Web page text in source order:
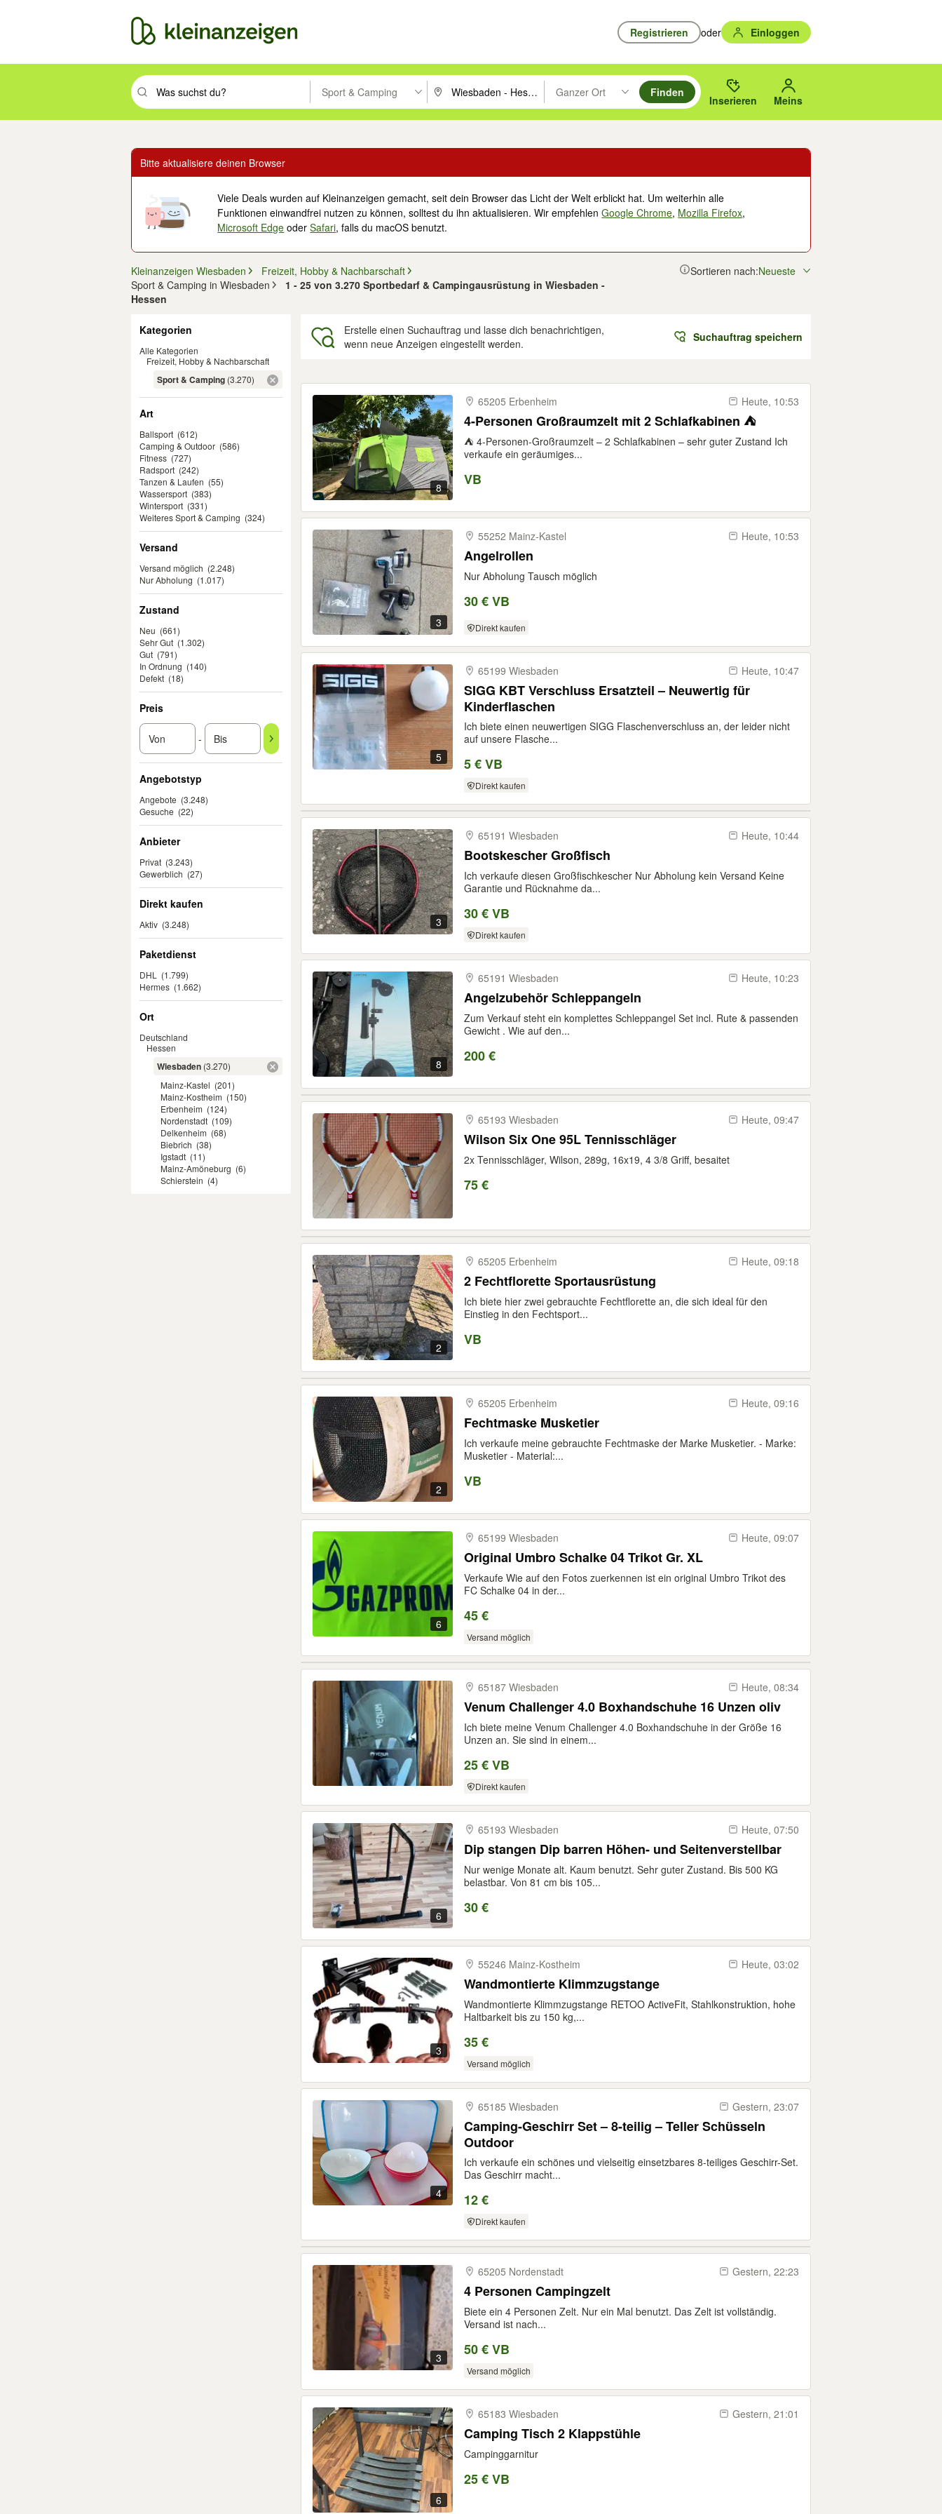
Registrieren oder Einloggen
Suchbegriff eingeben. Eingabetaste drücken um zu suchen, oder Vorschläge mit den Pfeiltasten nach oben/unten durchsuchen und mit Eingabetaste auswählen.
Sport & Camping PLZ oder Ort eingeben. Eingabetaste drücken um zu suchen, oder Vorschläge mit den Pfeiltasten nach oben/
Ganzer Ort
Suche im Umkreis des gewählten Orts oder PLZ.
Finden
Inserieren Meins
Bitte aktualisiere deinen Browser
Viele Deals wurden auf Kleinanzeigen gemacht, seit dein Browser das Licht der Welt erblickt hat. Um weiterhin alle
Funktionen einwandfrei nutzen zu können, solltest du ihn aktualisieren. Wir empfehlenGoogle Chrome, Mozilla Firefox,
Microsoft Edge oderSafari, falls du macOS benutzt.
Kleinanzeigen Wiesbaden
Freizeit, Hobby & Nachbarschaft
Sport & Camping in Wiesbaden
1 - 25 von 3.270 Sportbedarf & Campingausrüstung in Wiesbaden -
Hessen
Sortieren nach:Neueste
Kategorien
Alle Kategorien
Freizeit, Hobby & Nachbarschaft
Sport & Camping (3.270)
Art
Ballsport (612)
Camping & Outdoor (586)
Fitness (727)
Radsport (242)
Tanzen & Laufen (55)
Wassersport (383)
Wintersport (331)
Weiteres Sport & Camping (324)
Versand
Versand möglich (2.248)
Nur Abholung (1.017)
Zustand
Neu (661)
Sehr Gut (1.302)
Gut (791)
In Ordnung (140)
Defekt (18)
Preis
-
Angebotstyp
Angebote (3.248)
Gesuche (22)
Anbieter
Privat (3.243)
Gewerblich (27)
Direkt kaufen
Aktiv (3.248)
Paketdienst
DHL
(1.799)
Hermes (1.662)
Ort
Deutschland
Hessen
Wiesbaden (3.270)
Mainz-Kastel (201)
Mainz-Kostheim (150)
Erbenheim (124)
Nordenstadt (109)
Delkenheim (68)
Biebrich (38)
Igstadt (11)
Mainz-Amöneburg (6)
Schierstein (4)
Erstelle einen Suchauftrag und lasse dich benachrichtigen,
wenn neue Anzeigen eingestellt werden.
Suchauftrag speichern
8
65205 Erbenheim Heute, 10:53
4-Personen Großraumzelt mit 2 Schlafkabinen ⛺️
⛺ 4-Personen-Großraumzelt – 2 Schlafkabinen – sehr guter Zustand Ich
verkaufe ein geräumiges...
VB
3
55252 Mainz-​Kastel Heute, 10:53
Angelrollen
Nur Abholung Tausch möglich
30 € VB
Direkt kaufen
5
65199 Wiesbaden Heute, 10:47
SIGG KBT Verschluss Ersatzteil – Neuwertig für
Kinderflaschen
Ich biete einen neuwertigen SIGG Flaschenverschluss an, der leider nicht
auf unsere Flasche...
5 € VB
Direkt kaufen
3
65191 Wiesbaden Heute, 10:44
Bootskescher Großfisch
Ich verkaufe diesen Großfischkescher Nur Abholung kein Versand Keine
Garantie und Rücknahme da...
30 € VB
Direkt kaufen
8
65191 Wiesbaden Heute, 10:23
Angelzubehör Schleppangeln
Zum Verkauf steht ein komplettes Schleppangel Set incl. Rute & passenden
Gewicht . Wie auf den...
200 €
65193 Wiesbaden Heute, 09:47
Wilson Six One 95L Tennisschläger
2x Tennisschläger, Wilson, 289g, 16x19, 4 3/8 Griff, besaitet
75 €
2
65205 Erbenheim Heute, 09:18
2 Fechtflorette Sportausrüstung
Ich biete hier zwei gebrauchte Fechtflorette an, die sich ideal für den
Einstieg in den Fechtsport...
VB
2
65205 Erbenheim Heute, 09:16
Fechtmaske Musketier
Ich verkaufe meine gebrauchte Fechtmaske der Marke Musketier. - Marke:
Musketier - Material:...
VB
6
65199 Wiesbaden Heute, 09:07
Original Umbro Schalke 04 Trikot Gr. XL
Verkaufe Wie auf den Fotos zuerkennen ist ein original Umbro Trikot des
FC Schalke 04 in der...
45 €
Versand möglich
65187 Wiesbaden Heute, 08:34
Venum Challenger 4.0 Boxhandschuhe 16 Unzen oliv
Ich biete meine Venum Challenger 4.0 Boxhandschuhe in der Größe 16
Unzen an. Sie sind in einem...
25 € VB
Direkt kaufen
6
65193 Wiesbaden Heute, 07:50
Dip stangen Dip barren Höhen- und Seitenverstellbar
Nur wenige Monate alt. Kaum benutzt. Sehr guter Zustand. Bis 500 KG
belastbar. Von 81 cm bis 105...
30 €
3
55246 Mainz-​Kostheim Heute, 03:02
Wandmontierte Klimmzugstange
Wandmontierte Klimmzugstange RETOO ActiveFit, Stahlkonstruktion, hohe
Haltbarkeit bis zu 150 kg,...
35 €
Versand möglich
4
65185 Wiesbaden Gestern, 23:07
Camping-Geschirr Set – 8-teilig – Teller Schüsseln
Outdoor
Ich verkaufe ein schönes und vielseitig einsetzbares 8-teiliges Geschirr-Set.
Das Geschirr macht...
12 €
Direkt kaufen
3
65205 Nordenstadt Gestern, 22:23
4 Personen Campingzelt
Biete ein 4 Personen Zelt. Nur ein Mal benutzt. Das Zelt ist vollständig.
Versand ist nach...
50 € VB
Versand möglich
6
65183 Wiesbaden Gestern, 21:01
Camping Tisch 2 Klappstühle
Campinggarnitur
25 € VB